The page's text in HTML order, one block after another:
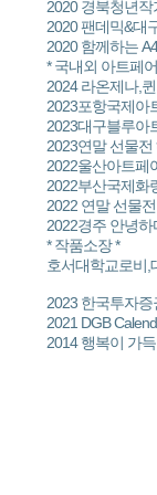
2020 경북청년
2020 팬데믹&대
2020 함께하는
* 국내외 아트페
2024 라온제나,
2023포항국제아
2023대구블루아
2023연말 선물
2022울산아트페
2022부산국제화
2022 연말 선물
2022경주 안녕
* 작품소장 *
호서대학교로비,
2023 한국투자
2021 DGB
2014 행복이 가